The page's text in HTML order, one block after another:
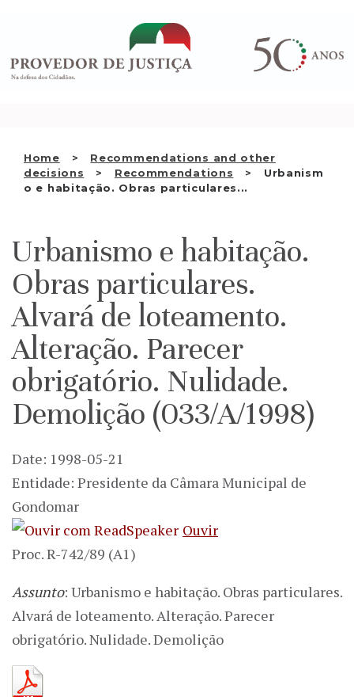
conteúdo
Home
Recommendations and other
decisions
Recommendations
Urbanism
o e habitação. Obras particulares...
WHO WE ARE
THE OMBUDSMAN AS
NATIONAL HUMAN RIGHTS
EN
Urbanismo e habitação.
Obras particulares.
Alvará de loteamento.
Alteração. Parecer
obrigatório. Nulidade.
Demolição (033/A/1998)
Date: 1998-05-21
Entidade: Presidente da Câmara Municipal de
Gondomar
Ouvir
Proc. R-742/89 (A1)
Assunto: Urbanismo e habitação. Obras particulares.
Alvará de loteamento. Alteração. Parecer
obrigatório. Nulidade. Demolição